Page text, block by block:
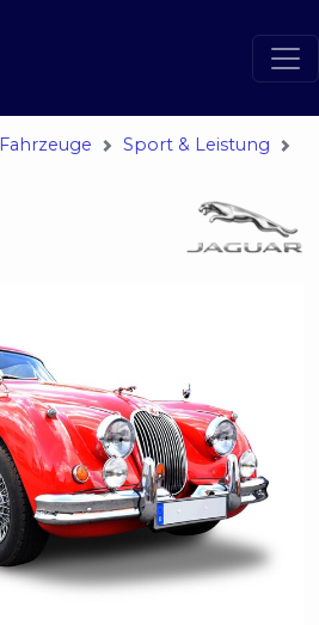
Fahrzeuge
Sport & Leistung